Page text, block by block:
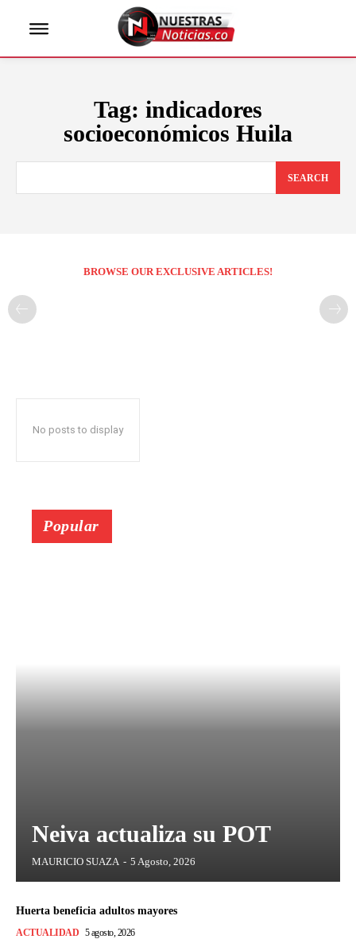
Tag: indicadores
socioeconómicos Huila
SEARCH
BROWSE OUR EXCLUSIVE ARTICLES!
No posts to display
Popular
Neiva actualiza su POT
MAURICIO SUAZA - 5 Agosto, 2026
Huerta beneficia adultos mayores
ACTUALIDAD 5 agosto, 2026